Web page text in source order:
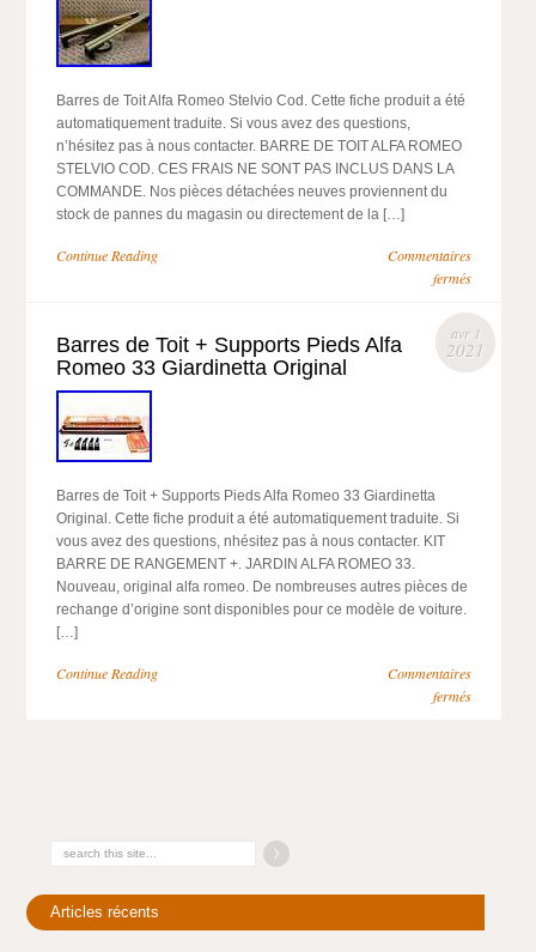
Barres de Toit Alfa Romeo Stelvio Cod. Cette fiche produit a été
automatiquement traduite. Si vous avez des questions,
n’hésitez pas à nous contacter. BARRE DE TOIT ALFA ROMEO
STELVIO COD. CES FRAIS NE SONT PAS INCLUS DANS LA
COMMANDE. Nos pièces détachées neuves proviennent du
stock de pannes du magasin ou directement de la […]
Continue Reading
Commentaires
fermés
avr 1
2021
Barres de Toit + Supports Pieds Alfa
Romeo 33 Giardinetta Original
Barres de Toit + Supports Pieds Alfa Romeo 33 Giardinetta
Original. Cette fiche produit a été automatiquement traduite. Si
vous avez des questions, nhésitez pas à nous contacter. KIT
BARRE DE RANGEMENT +. JARDIN ALFA ROMEO 33.
Nouveau, original alfa romeo. De nombreuses autres pièces de
rechange d’origine sont disponibles pour ce modèle de voiture.
[…]
Continue Reading
Commentaires
fermés
Articles récents